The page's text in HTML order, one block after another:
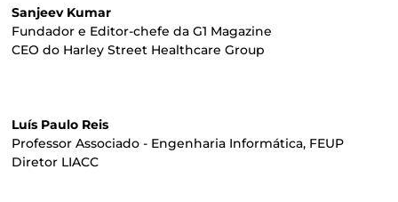
Sanjeev Kumar
Fundador e Editor-chefe da G1 Magazine
CEO do Harley Street Healthcare Group
Luís Paulo Reis
Professor Associado - Engenharia Informática, FEUP
Diretor LIACC